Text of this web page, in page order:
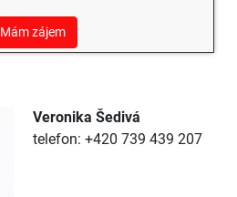
Mám zájem
Veronika Šedivá
telefon: +420 739 439 207